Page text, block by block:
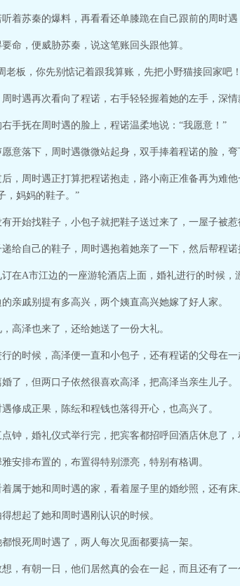
着苏秦的爆料，再看看还单膝跪在自己跟前的周时遇
命，便威胁苏秦，说这笔账回头跟他算。
老板，你先别惦记着跟我算账，先把小野猫接回家吧
时遇再次看向了程诺，右手轻轻握着她的左手，深
手抚在周时遇的脸上，程诺温柔地说：“我愿意！”
意落下，周时遇微微站起身，双手捧着程诺的脸，弯
，周时遇正打算把程诺抱走，路小南正准备再为难
，妈妈的鞋子。”
开始找鞋子，小包子就把鞋子送过来了，一屋子被惹
给自己的鞋子，周时遇抱着她亲了一下，然后帮程诺
订在A市江边的一座游轮酒店上面，婚礼进行的时候
亲戚别提有多高兴，两个姨直高兴她嫁了好人家。
高泽也来了，还给她送了一份大礼。
的时候，高泽便一直和小包子，还有程诺的父母在一
了，但两口子依然很喜欢高泽，把高泽当亲生儿子。
修成正果，陈纭和程钱也落得开心，也高兴了。
钟，婚礼仪式举行完，把宾客都招呼回酒店休息了
安排布置的，布置得特别漂亮，特别有格调。
属于她和周时遇的家，看着屋子里的婚纱照，还有
想起了她和周时遇刚认识的时候。
恨死周时遇了，两人每次见面都要搞一架。
，有朝一日，他们居然真的会在一起，而且还有了一